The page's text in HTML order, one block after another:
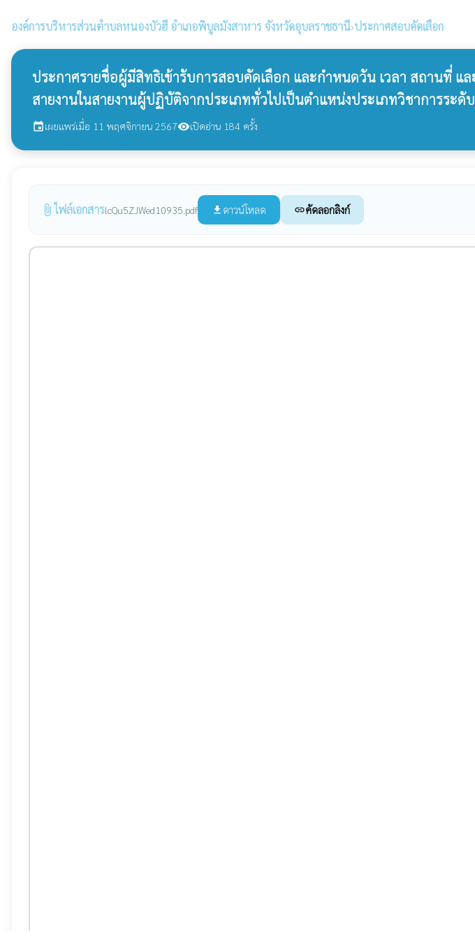
องค์การบริหารส่วนตำบลหนองบัวฮี อำเภอพิบูลมังสาหาร จังหวัดอุบลราชธานี›ประกาศสอบคัดเลือก
ประกาศรายชื่อผู้มีสิทธิเข้ารับการสอบคัดเลือก และกำหนดวัน เวลา สถานที่ แ
สายงานในสายงานผู้ปฏิบัติจากประเภททั่วไปเป็นตำแหน่งประเภทวิชาการร
eventเผยแพร่เมื่อ 11 พฤศจิกายน 2567visibilityเปิดอ่าน 184 ครั้ง
attach_file ไฟล์เอกสารlcQu5ZJWed10935.pdf file_download ดาวน์โหลด linkคัดลอกลิงก์